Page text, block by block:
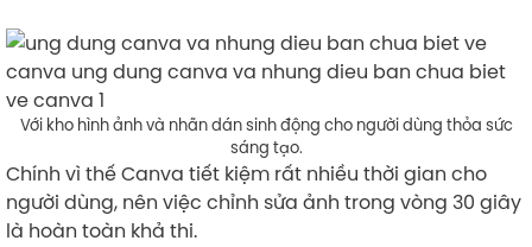
Với kho hình ảnh và nhãn dán sinh động cho người dùng thỏa sức
sáng tạo.
Chính vì thế Canva tiết kiệm rất nhiều thời gian cho
người dùng, nên việc chỉnh sửa ảnh trong vòng 30 giây
là hoàn toàn khả thi.